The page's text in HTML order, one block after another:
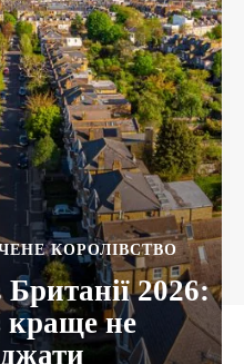
КОРОЛІВСТВО
2026:
краще не